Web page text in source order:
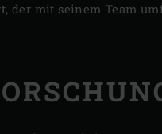
der mit seinem Team